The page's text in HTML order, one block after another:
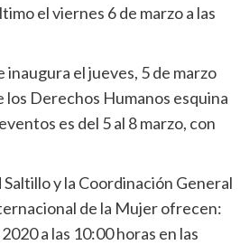
el viernes 6 de marzo a las
inaugura el jueves, 5 de marzo
los Derechos Humanos esquina
es del 5 al 8 marzo, con
y la Coordinación General
de la Mujer ofrecen:
a las 10:00 horas en las